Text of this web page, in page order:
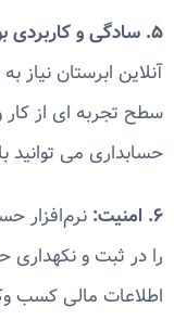
۵. سادگی و کاربردی بودن:
آنلاین ابرستان
سطح تجربه ای از
حسابداری می توانید
۶. امنیت:
نرم‌افزار
را در ثبت و
اطلاعات مالی کسب